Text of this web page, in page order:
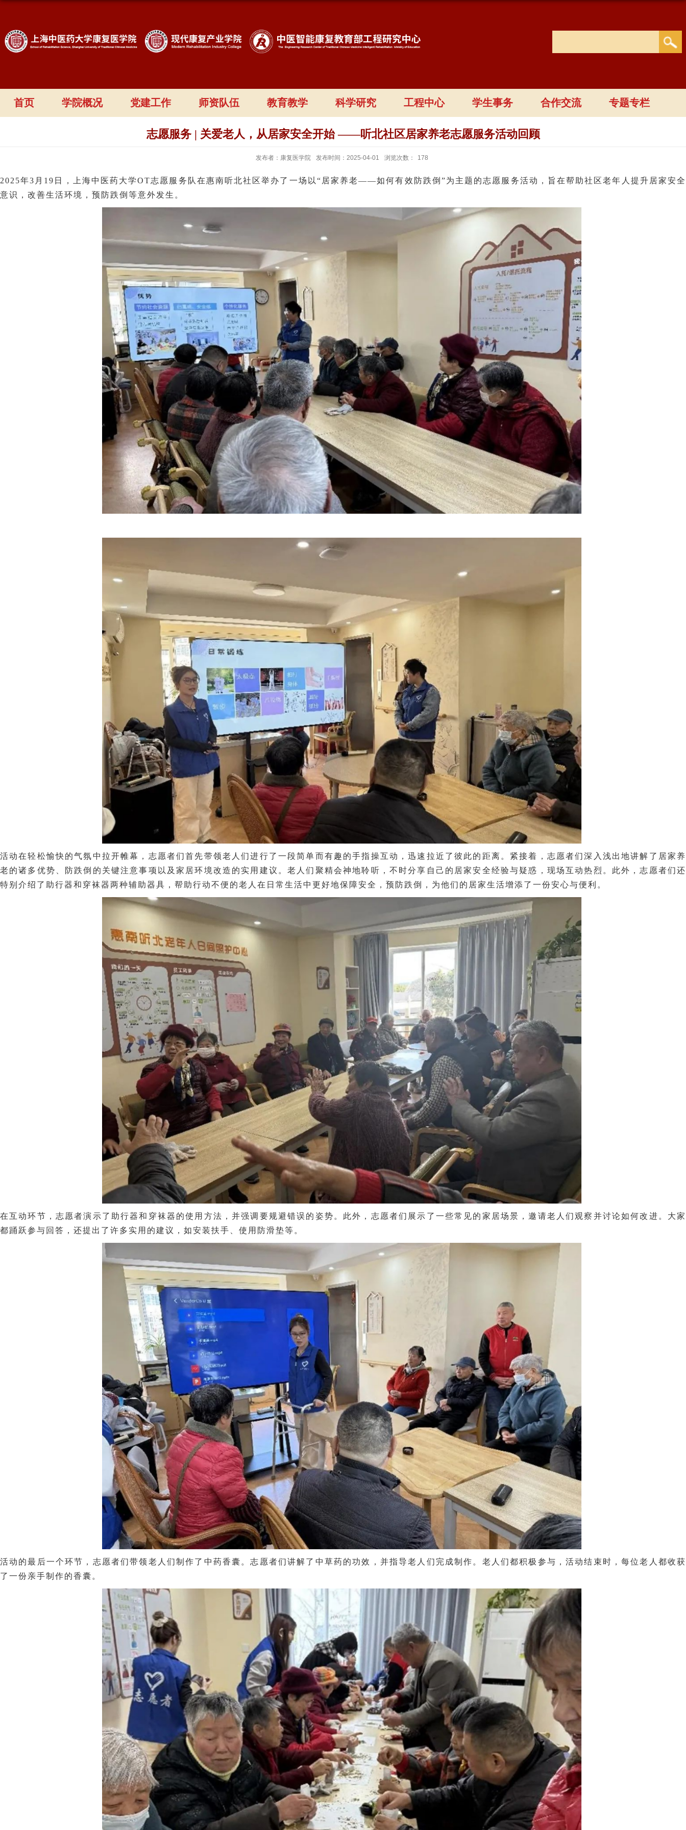
首页 学院概况 党建工作 师资队伍 教育教学 科学研究 工程中心 学生事务 合作交流 专题专栏
志愿服务 | 关爱老人，从居家安全开始 ——听北社区居家养老志愿服务活动回顾
发布者：康复医学院 发布时间：2025-04-01 浏览次数： 178
2025年3 月 19 日，上海中医药大学OT志愿服务队在惠南听北社区举办了一场以 “ 居家养老——如何有效防跌倒 ”为主题的志愿服务活动，旨在帮助社区老年人提升居家安全
意识，改善生活环境，预防跌倒等意外发生。
活动在轻松愉快的气氛中拉开帷幕，志愿者们首先带领老人们进行了一段简单而有趣的手指操互动，迅速拉近了彼此的距离。紧接着，志愿者们深入浅出地讲解了居家养
老的诸多优势、防跌倒的关键注意事项以及家居环境改造的实用建议。老人们聚精会神地聆听，不时分享自己的居家安全经验与疑惑，现场互动热烈。此外，志愿者们还
特别介绍了助行器和穿袜器两种辅助器具，帮助行动不便的老人在日常生活中更好地保障安全，预防跌倒，为他们的居家生活增添了一份安心与便利。
在互动环节，志愿者演示了助行器和穿袜器的使用方法，并强调要规避错误的姿势。此外，志愿者们展示了一些常见的家居场景，邀请老人们观察并讨论如何改进。大家
都踊跃参与回答，还提出了许多实用的建议，如安装扶手、使用防滑垫等。
活动的最后一个环节，志愿者们带领老人们制作了中药香囊。志愿者们讲解了中草药的功效，并指导老人们完成制作。老人们都积极参与，活动结束时，每位老人都收获
了一份亲手制作的香囊。